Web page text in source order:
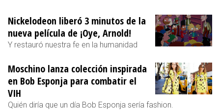
Nickelodeon liberó 3 minutos de la
nueva película de ¡Oye, Arnold!
Y restauró nuestra fe en la humanidad
Moschino lanza colección inspirada
en Bob Esponja para combatir el
VIH
Quién diría que un día Bob Esponja sería fashion.